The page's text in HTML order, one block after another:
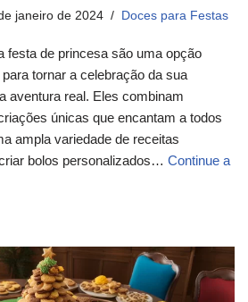
janeiro de 2024 Doces para Festas
festa de princesa são uma opção
tornar a celebração da sua
aventura real. Eles combinam
únicas que encantam a todos
ampla variedade de receitas
bolos personalizados… Continue a